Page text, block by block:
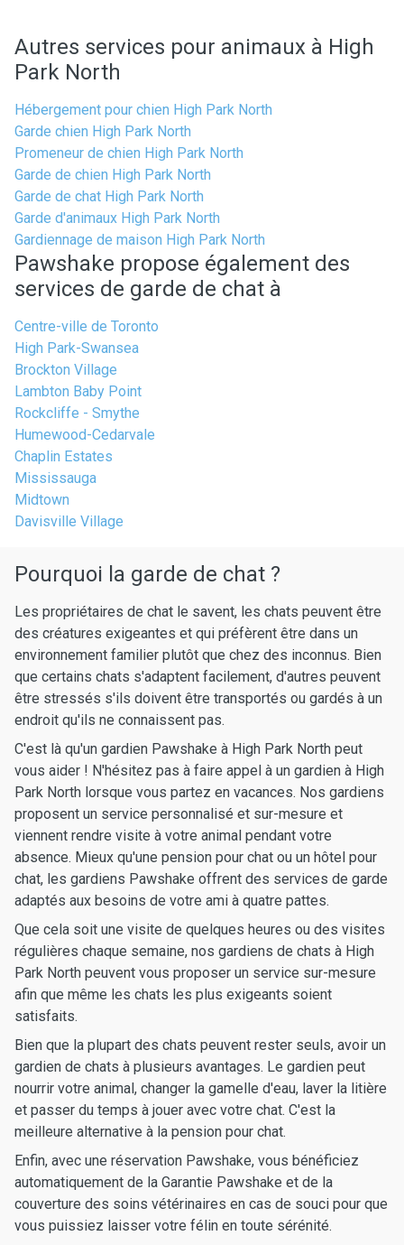
Autres services pour animaux à High
Park North
Hébergement pour chien High Park North
Garde chien High Park North
Promeneur de chien High Park North
Garde de chien High Park North
Garde de chat High Park North
Garde d'animaux High Park North
Gardiennage de maison High Park North
Pawshake propose également des
services de garde de chat à
Centre-ville de Toronto
High Park-Swansea
Brockton Village
Lambton Baby Point
Rockcliffe - Smythe
Humewood-Cedarvale
Chaplin Estates
Mississauga
Midtown
Davisville Village
Pourquoi la garde de chat ?
Les propriétaires de chat le savent, les chats peuvent être
des créatures exigeantes et qui préfèrent être dans un
environnement familier plutôt que chez des inconnus. Bien
que certains chats s'adaptent facilement, d'autres peuvent
être stressés s'ils doivent être transportés ou gardés à un
endroit qu'ils ne connaissent pas.
C'est là qu'un gardien Pawshake à High Park North peut
vous aider ! N'hésitez pas à faire appel à un gardien à High
Park North lorsque vous partez en vacances. Nos gardiens
proposent un service personnalisé et sur-mesure et
viennent rendre visite à votre animal pendant votre
absence. Mieux qu'une pension pour chat ou un hôtel pour
chat, les gardiens Pawshake offrent des services de garde
adaptés aux besoins de votre ami à quatre pattes.
Que cela soit une visite de quelques heures ou des visites
régulières chaque semaine, nos gardiens de chats à High
Park North peuvent vous proposer un service sur-mesure
afin que même les chats les plus exigeants soient
satisfaits.
Bien que la plupart des chats peuvent rester seuls, avoir un
gardien de chats à plusieurs avantages. Le gardien peut
nourrir votre animal, changer la gamelle d'eau, laver la litière
et passer du temps à jouer avec votre chat. C'est la
meilleure alternative à la pension pour chat.
Enfin, avec une réservation Pawshake, vous bénéficiez
automatiquement de la Garantie Pawshake et de la
couverture des soins vétérinaires en cas de souci pour que
vous puissiez laisser votre félin en toute sérénité.